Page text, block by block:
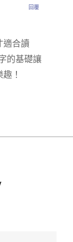
適合讀
的基礎讓
！
回覆